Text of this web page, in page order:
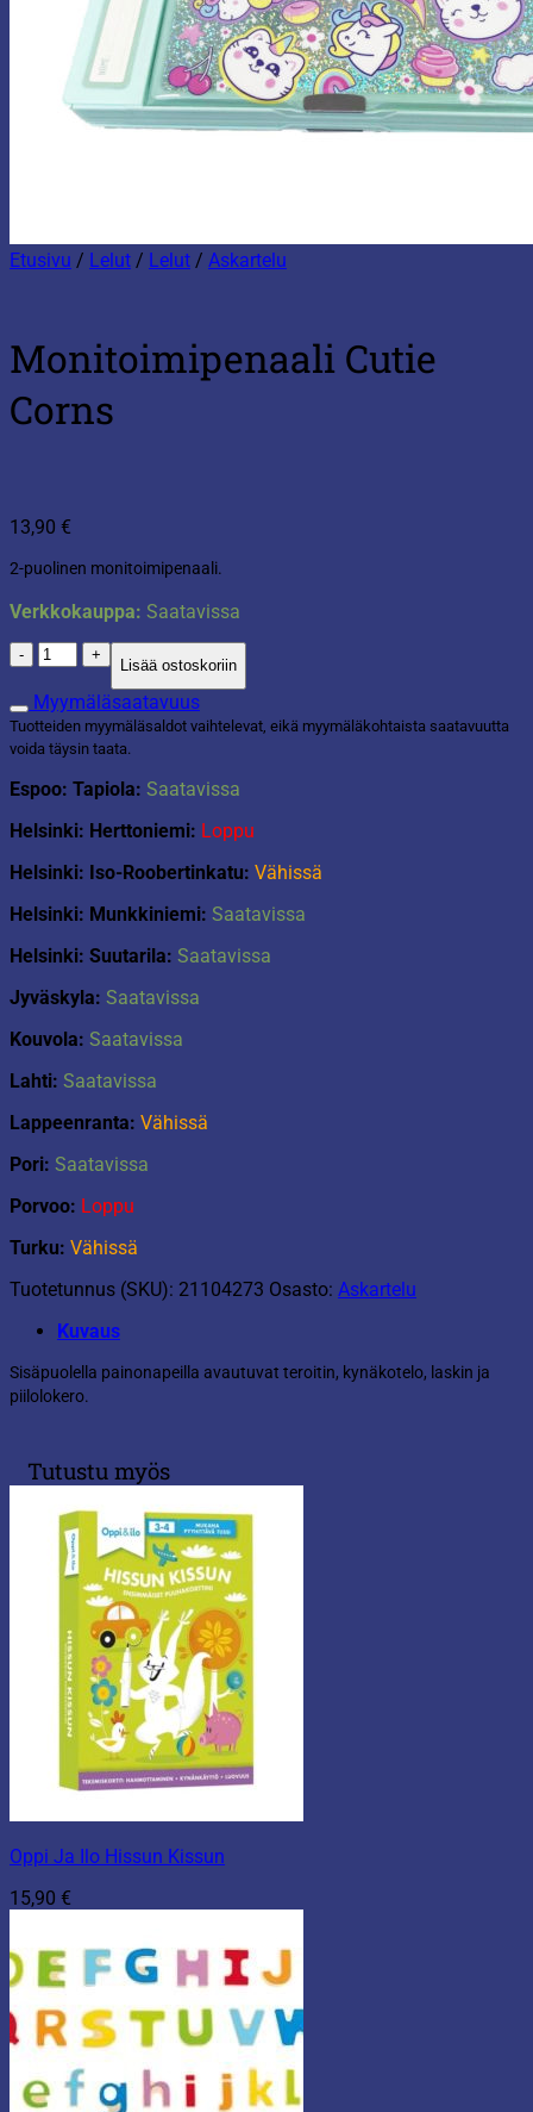
Etusivu / Lelut / Lelut / Askartelu
Monitoimipenaali Cutie
Corns
13,90 €
2-puolinen monitoimipenaali.
Verkkokauppa: Saatavissa
Monitoimipenaali
Cutie
Corns
määrä
Lisää ostoskoriin
Myymäläsaatavuus
Tuotteiden myymäläsaldot vaihtelevat, eikä myymäläkohtaista saatavuutta
voida täysin taata.
Espoo: Tapiola: Saatavissa
Helsinki: Herttoniemi: Loppu
Helsinki: Iso-Roobertinkatu: Vähissä
Helsinki: Munkkiniemi: Saatavissa
Helsinki: Suutarila: Saatavissa
Jyväskyla: Saatavissa
Kouvola: Saatavissa
Lahti: Saatavissa
Lappeenranta: Vähissä
Pori: Saatavissa
Porvoo: Loppu
Turku: Vähissä
Tuotetunnus (SKU): 21104273 Osasto: Askartelu
Kuvaus
Sisäpuolella painonapeilla avautuvat teroitin, kynäkotelo, laskin ja
piilolokero.
Tutustu myös
Oppi Ja Ilo Hissun Kissun
15,90 €